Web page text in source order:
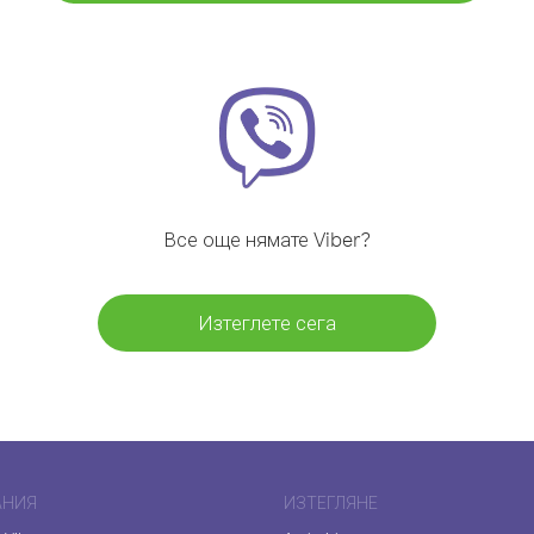
Все още нямате Viber?
Изтеглете сега
ИЗТЕГЛЯНЕ